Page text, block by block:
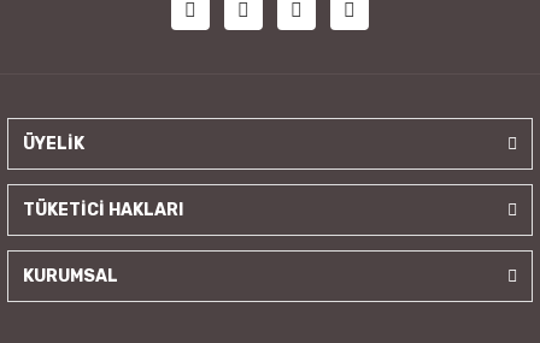
ÜYELİK
TÜKETİCİ HAKLARI
KURUMSAL